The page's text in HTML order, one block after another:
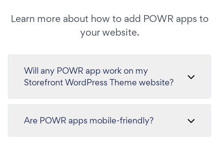
Learn more about how to add POWR apps to
your website.
Will any POWR app work on my
Storefront WordPress Theme website?
Are POWR apps mobile-friendly?